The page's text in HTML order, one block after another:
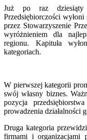
Już po raz
Przedsiębiorczości
przez Stowarzyszenie
wyróżnieniem dla
regionu. Kapituła
kategoriach.
W pierwszej kategorii
swój własny biznes.
pozycja
prowadzenia działalności
Druga kategoria
firmami i organizacjami